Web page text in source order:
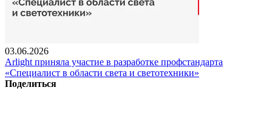
03.06.2026
Arlight приняла участие в разработке профстандарта
«Специалист в области света и светотехники»
Поделиться